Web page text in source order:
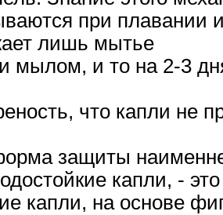
при плавании
лишь мытье
мылом, и то на 2-3
что капли не
защиты
капли, -
капли, на основе